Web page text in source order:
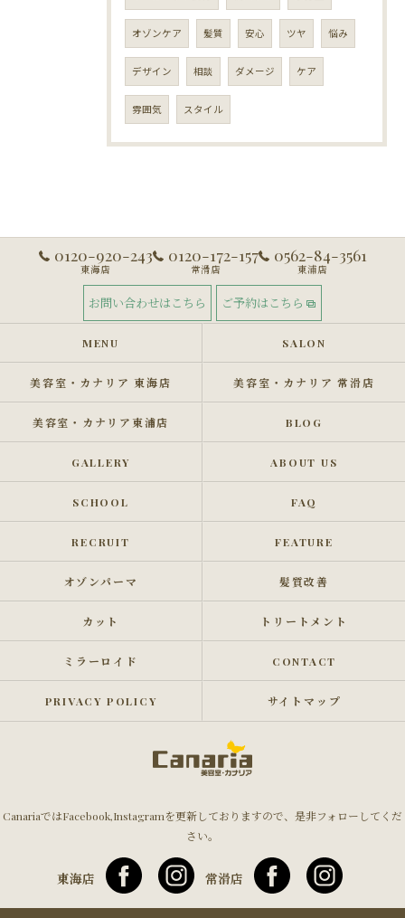
オゾンケア 髪質 安心 ツヤ 悩み
デザイン 相談 ダメージ ケア
雰囲気 スタイル
0120-920-243
東海店
0120-172-157
常滑店
0562-84-3561
東浦店
お問い合わせはこちら ご予約はこちら
MENU SALON
美容室・カナリア 東海店 美容室・カナリア 常滑店
美容室・カナリア東浦店 BLOG
GALLERY ABOUT US
SCHOOL FAQ
RECRUIT FEATURE
オゾンパーマ 髪質改善
カット トリートメント
ミラーロイド CONTACT
PRIVACY POLICY サイトマップ
CanariaではFacebook,Instagramを更新しておりますので、是非フォローしてくだ
さい。
東海店 常滑店